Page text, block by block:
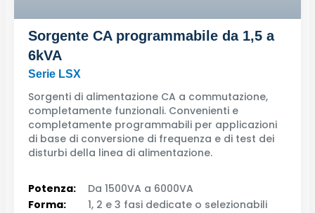
Sorgente CA programmabile da 1,5 a
6kVA
Serie LSX
Sorgenti di alimentazione CA a commutazione,
completamente funzionali. Convenienti e
completamente programmabili per applicazioni
di base di conversione di frequenza e di test dei
disturbi della linea di alimentazione.
Potenza:
Da 1500VA a 6000VA
Forma:
1, 2 e 3 fasi dedicate o selezionabili